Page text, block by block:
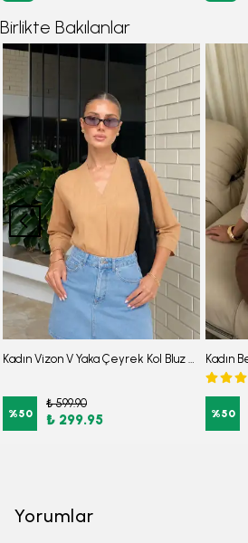
Birlikte Bakılanlar
%50
₺ 599.90
₺ 299.95 %50
Yorumlar